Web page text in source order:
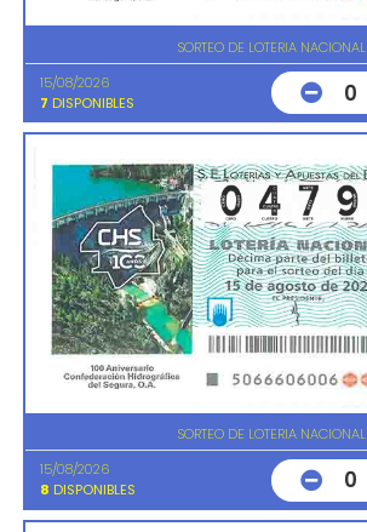
SORTEO DE LOTERIA NACIONAL
15/08/2026
7 DISPONIBLES 0
SORTEO DE LOTERIA NACIONAL
15/08/2026
8 DISPONIBLES 0